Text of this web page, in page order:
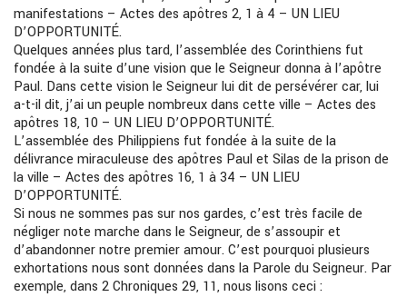
manifestations – Actes des apôtres 2, 1 à 4 – UN LIEU
D’OPPORTUNITÉ.
Quelques années plus tard, l’assemblée des Corinthiens fut
fondée à la suite d’une vision que le Seigneur donna à l’apôtre
Paul. Dans cette vision le Seigneur lui dit de persévérer car, lui
a-t-il dit, j’ai un peuple nombreux dans cette ville – Actes des
apôtres 18, 10 – UN LIEU D’OPPORTUNITÉ.
L’assemblée des Philippiens fut fondée à la suite de la
délivrance miraculeuse des apôtres Paul et Silas de la prison de
la ville – Actes des apôtres 16, 1 à 34 – UN LIEU
D’OPPORTUNITÉ.
Si nous ne sommes pas sur nos gardes, c’est très facile de
négliger note marche dans le Seigneur, de s’assoupir et
d’abandonner notre premier amour. C’est pourquoi plusieurs
exhortations nous sont données dans la Parole du Seigneur. Par
exemple, dans 2 Chroniques 29, 11, nous lisons ceci :